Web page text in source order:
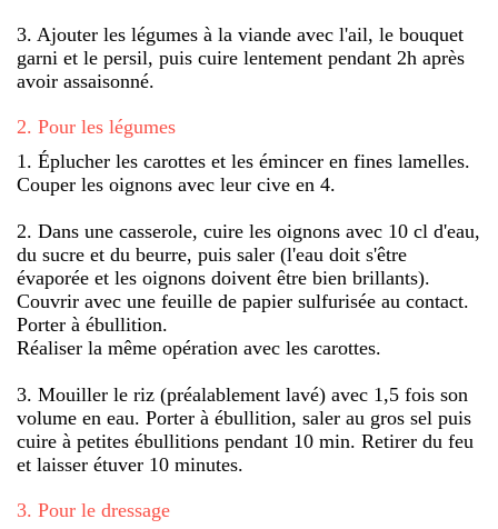
3. Ajouter les légumes à la viande avec l'ail, le bouquet
garni et le persil, puis cuire lentement pendant 2h après
avoir assaisonné.
2. Pour les légumes
1. Éplucher les carottes et les émincer en fines lamelles.
Couper les oignons avec leur cive en 4.
2. Dans une casserole, cuire les oignons avec 10 cl d'eau,
du sucre et du beurre, puis saler (l'eau doit s'être
évaporée et les oignons doivent être bien brillants).
Couvrir avec une feuille de papier sulfurisée au contact.
Porter à ébullition.
Réaliser la même opération avec les carottes.
3. Mouiller le riz (préalablement lavé) avec 1,5 fois son
volume en eau. Porter à ébullition, saler au gros sel puis
cuire à petites ébullitions pendant 10 min. Retirer du feu
et laisser étuver 10 minutes.
3. Pour le dressage